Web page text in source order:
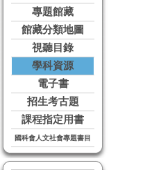
專題館藏
館藏分類地圖
視聽目錄
學科資源
電子書
招生考古題
課程指定用書
國科會人文社會專題書目